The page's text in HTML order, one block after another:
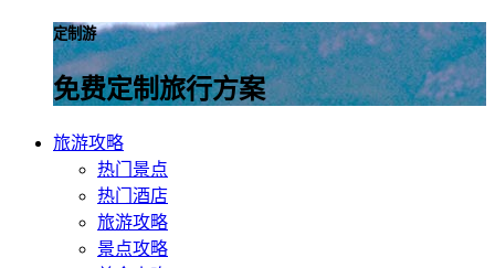
定制游
免费定制旅行方案
旅游攻略
热门景点
热门酒店
旅游攻略
景点攻略